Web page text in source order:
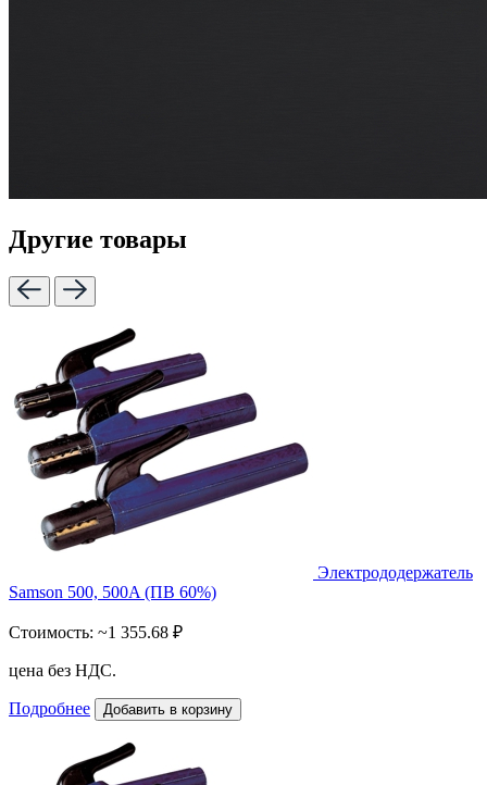
Другие товары
Электрододержатель
Samson 500, 500A (ПВ 60%)
Стоимость: ~1 355.68 ₽
цена без НДС.
Подробнее Добавить в корзину